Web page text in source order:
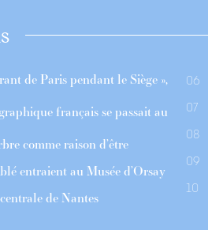
de Paris pendant le Siège »,
français se passait au
comme raison d’être
entraient au Musée d’Orsay
de Nantes
06
07
08
09
10